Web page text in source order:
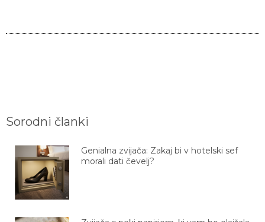
Sorodni članki
Genialna zvijača: Zakaj bi v hotelski sef
morali dati čevelj?